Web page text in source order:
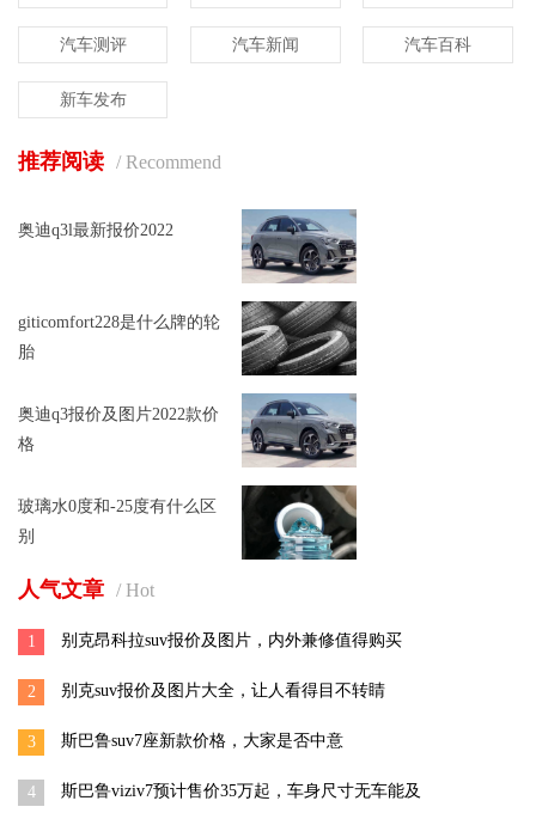
汽车测评 汽车新闻 汽车百科
新车发布
推荐阅读 / Recommend
奥迪q3l最新报价2022
giticomfort228是什么牌的轮
胎
奥迪q3报价及图片2022款价
格
玻璃水0度和-25度有什么区
别
人气文章 / Hot
1 别克昂科拉suv报价及图片，内外兼修值得购买
2 别克suv报价及图片大全，让人看得目不转睛
3 斯巴鲁suv7座新款价格，大家是否中意
4 斯巴鲁viziv7预计售价35万起，车身尺寸无车能及